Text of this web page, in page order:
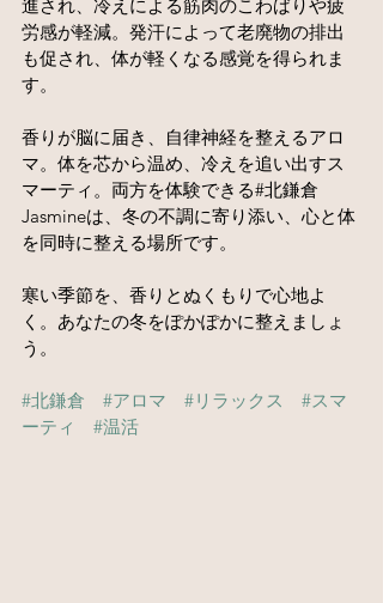
進され、冷えによる筋肉のこわばりや疲
労感が軽減。発汗によって老廃物の排出
も促され、体が軽くなる感覚を得られま
す。
香りが脳に届き、自律神経を整えるアロ
マ。体を芯から温め、冷えを追い出すス
マーティ。両方を体験できる#北鎌倉
Jasmineは、冬の不調に寄り添い、心と体
を同時に整える場所です。
寒い季節を、香りとぬくもりで心地よ
く。あなたの冬をぽかぽかに整えましょ
う。
#北鎌倉 #アロマ #リラックス
#スマ
ーティ
#温活